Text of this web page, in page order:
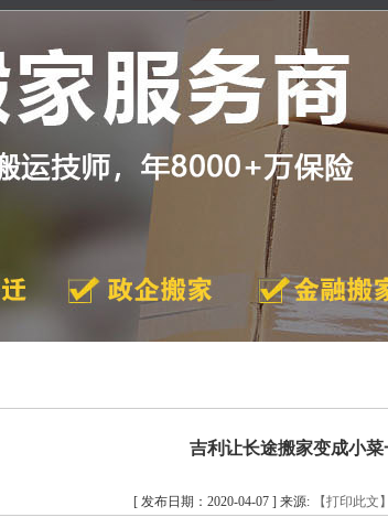
吉利让长途搬家变成小菜
[ 发布日期：2020-04-07 ] 来源: 【打印此文】